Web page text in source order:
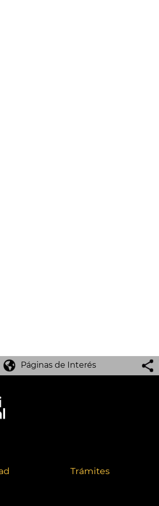
Páginas de Interés
Trámites